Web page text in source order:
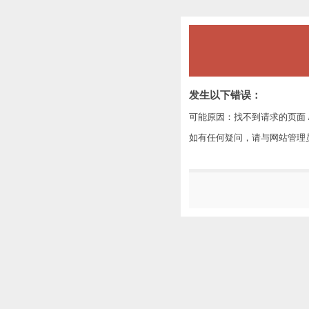
发生以下错误：
可能原因：找不到请求的页
如有任何疑问，请与网站管理